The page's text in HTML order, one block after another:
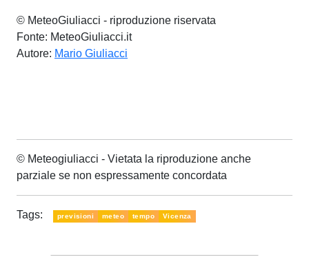
© MeteoGiuliacci - riproduzione riservata
Fonte: MeteoGiuliacci.it
Autore: Mario Giuliacci
© Meteogiuliacci - Vietata la riproduzione anche
parziale se non espressamente concordata
Tags: previsioni meteo tempo Vicenza